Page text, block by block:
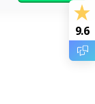
9.6